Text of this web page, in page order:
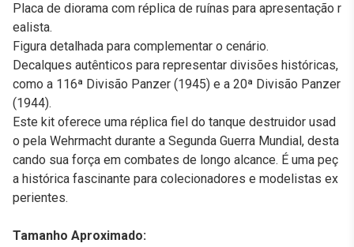
Placa de diorama com réplica de ruínas para apresentação r
ealista.
Figura detalhada para complementar o cenário.
Decalques autênticos para representar divisões históricas,
como a 116ª Divisão Panzer (1945) e a 20ª Divisão Panzer
(1944).
Este kit oferece uma réplica fiel do tanque destruidor usad
o pela Wehrmacht durante a Segunda Guerra Mundial, desta
cando sua força em combates de longo alcance. É uma peç
a histórica fascinante para colecionadores e modelistas ex
perientes.
Tamanho Aproximado: